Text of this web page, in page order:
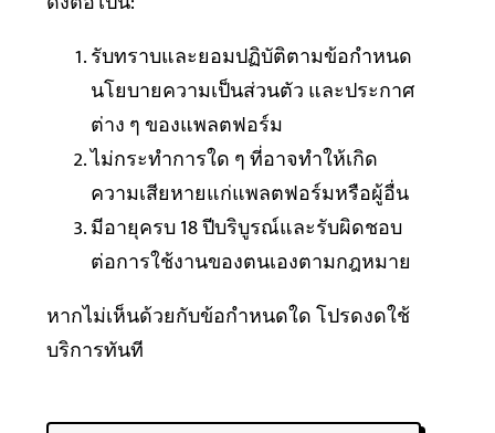
รับทราบและยอมปฏิบัติตามข้อกำหนด
นโยบายความเป็นส่วนตัว และประกาศ
ต่าง ๆ ของแพลตฟอร์ม
ไม่กระทำการใด ๆ ที่อาจทำให้เกิด
ความเสียหายแก่แพลตฟอร์มหรือผู้อื่น
มีอายุครบ 18 ปีบริบูรณ์และรับผิดชอบ
ต่อการใช้งานของตนเองตามกฎหมาย
หากไม่เห็นด้วยกับข้อกำหนดใด โปรดงดใช้
บริการทันที